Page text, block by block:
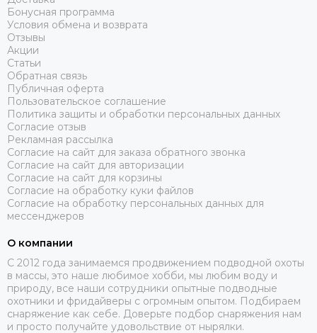
Бонусная программа
Условия обмена и возврата
Отзывы
Акции
Статьи
Обратная связь
Публичная оферта
Пользовательское соглашение
Политика защиты и обработки персональных данных
Согласие отзыв
Рекламная рассылка
Согласие на сайт для заказа обратного звонка
Согласие на сайт для авторизации
Согласие на сайт для корзины
Согласие на обработку куки файлов
Согласие на обработку персональных данных для
мессенджеров
О компании
C 2012 года занимаемся продвижением подводной охоты
в массы, это наше любимое хобби, мы любим воду и
природу, все наши сотрудники опытные подводные
охотники и фридайверы с огромным опытом. Подбираем
снаряжение как себе. Доверьте подбор снаряжения нам
и просто получайте удовольствие от нырялки.